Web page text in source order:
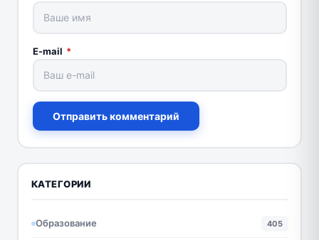
E-mail *
Отправить комментарий
КАТЕГОРИИ
Образование 405